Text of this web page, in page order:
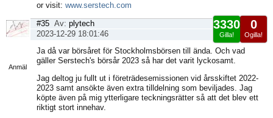
or visit: www.serstech.com
Anmäl
0
Ogilla!
3330
Gilla!
#35 Av: plytech
2023-12-29 18:01:46
Ja då var börsåret för Stockholmsbörsen till ända. Och vad
gäller Serstech's börsår 2023 så har det varit lyckosamt.
Jag deltog ju fullt ut i företrädesemissionen vid årsskiftet 2022-
2023 samt ansökte även extra tilldelning som beviljades. Jag
köpte även på mig ytterligare teckningsrätter så att det blev ett
riktigt stort innehav.